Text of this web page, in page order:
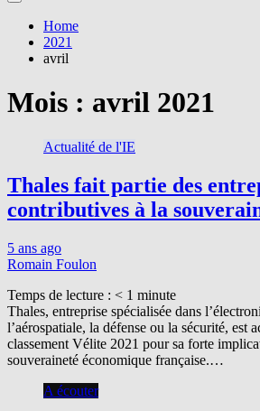
Home
2021
avril
Mois : avril 2021
Actualité de l'IE
Thales fait partie des
contributives à la
5 ans ago
Romain Foulon
Temps de lecture : < 1 minute
Thales, entreprise spécialisée dans
l’aérospatiale, la défense ou la sécurité, est
classement Vélite 2021 pour sa forte
souveraineté économique française.…
A écouter